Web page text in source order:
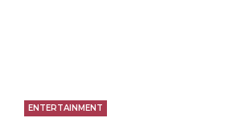
ENTERTAINMENT